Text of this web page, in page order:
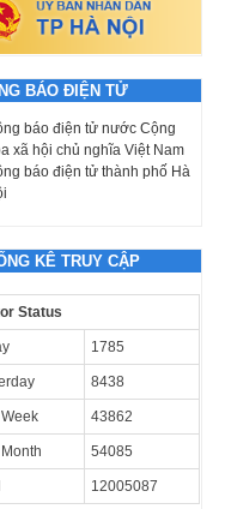
BÁO ĐIỆN TỬ
báo điện tử nước Cộng
xã hội chủ nghĩa Việt Nam
báo điện tử thành phố Hà
KÊ TRUY CẬP
Status
1785
8438
43862
54085
12005087